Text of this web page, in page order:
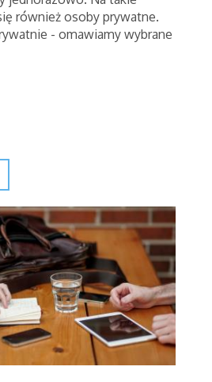
również osoby prywatne.
- omawiamy wybrane